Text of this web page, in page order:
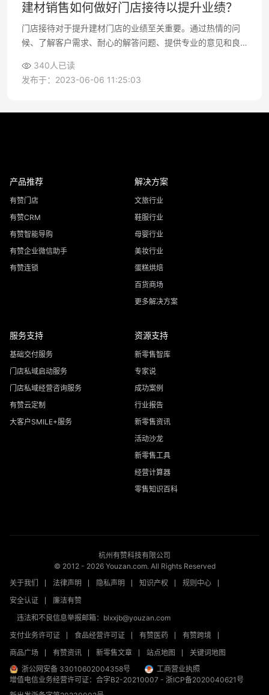
建材销售如何做好门店接待以提升业绩？
门店接待对于提升建材门店的业绩至关重要。通过热情的问
候、了解客户需求、耐心的解答问题、提供专业的意见和良
340人已读
发布于：2023-06-06 11:25:03
产品推荐
有赞门店
有赞CRM
有赞智能导购
有赞企业微信助手
有赞连锁
解决方案
文旅行业
鞋服行业
母婴行业
美妆行业
蛋糕烘焙
百货商场
更多解决方案
服务支持
基础交付服务
门店私域启动服务
门店私域经营咨询服务
有赞云定制
大客户SMILE+服务
资源支持
新零售智库
专家说
成功案例
行业报告
新零售资讯
活动沙龙
新零售工具
经营计算器
零售知识百科
杭州有赞科技有限公司
© 2012 - 2026Youzan.com. All Rights Reserved
关于我们
法律声明 隐私声明 知识产权
规则中心
安全认证
廉洁有赞
违法和不良信息举报邮箱：blxxjb@youzan.com
支付业务许可证
食品经营许可证 有赞医药
有赞跨境
商品广场
有赞资讯 新零售文章 站点地图
关键词地图
浙公网安备 33010602004358号
工商营业执照
增值电信业务经营许可证：合字B2-20210007 - 浙ICP备2020040621号